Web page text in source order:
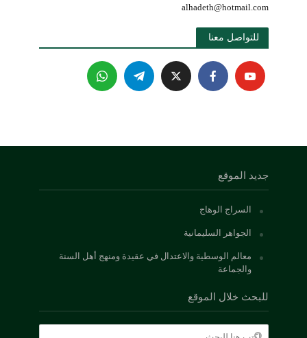
alhadeth@hotmail.com
للتواصل معنا
جديد الموقع
السراج الوهاج
الجواهر السليمانية
معالم الوسطية والاعتدال في عقيدة ومنهج أهل السنة
والجماعة
للبحث خلال الموقع